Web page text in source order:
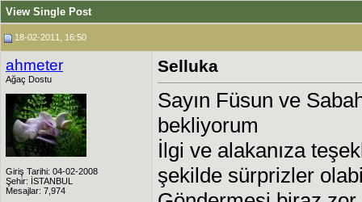
View Single Post
18-02-2011, 16:50
ahmeter
Ağaç Dostu
Giriş Tarihi: 04-02-2008
Şehir: İSTANBUL
Mesajlar: 7,974
Selluka
Sayın Füsun ve
bekliyorum
İlgi ve alakanıza
şekilde sürprizler